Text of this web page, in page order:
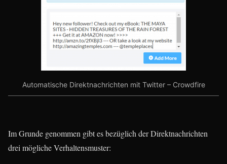
Automatische Direktnachrichten mit Twitter – Crowdfire
Im Grunde genommen gibt es bezüglich der Direktnachrichten
drei mögliche Verhaltensmuster: